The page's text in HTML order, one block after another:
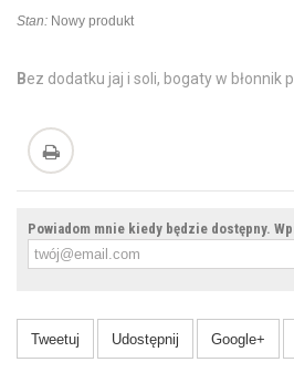
Stan: Nowy produkt
Bez dodatku jaj i soli, bogaty w błonnik
Powiadom mnie kiedy będzie dostępny.
Tweetuj Udostępnij Google+